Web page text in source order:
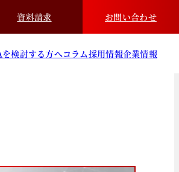
資料請求 お問い合わせ
検討する方へコラム採用情報企業情報